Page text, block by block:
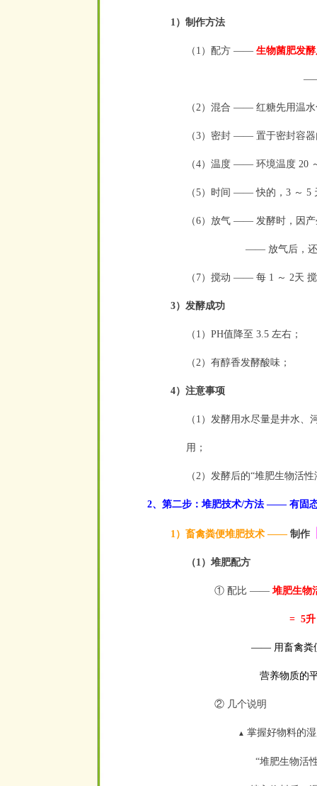
1）制作方法
（1）配方 —— 生物菌肥发
——
（2）混合 —— 红糖先用温
（3）密封 —— 置于密封容
（4）温度 —— 环境温度 20
（5）时间 —— 快的，3 ～ 5
（6）放气 —— 发酵时，因
—— 放气后，还要
（7）搅动 —— 每 1 ～ 2天
3）发酵成功
（1）PH值降至 3.5 左右；
（2）有醇香发酵酸味；
4）注意事项
（1）发酵用水尽量是井水
用；
（2）发酵后的“堆肥生物活
2、第二步：堆肥技术/方法 —— 有固
1）畜禽粪便堆肥技术 —— 制作
（1）堆肥配方
① 配比 ——堆肥生物
= 5升： 5公斤
—— 用畜禽粪便堆
营养物质的
② 几个说明
▲ 掌握好物料的
“堆肥生物活